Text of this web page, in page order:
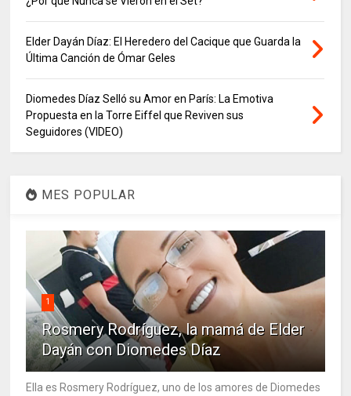
Elder Dayán Díaz: El Heredero del Cacique que Guarda la
Última Canción de Ómar Geles
Diomedes Díaz Selló su Amor en París: La Emotiva
Propuesta en la Torre Eiffel que Reviven sus
Seguidores (VIDEO)
MES POPULAR
1
Rosmery Rodríguez, la mamá de Elder
Dayán con Diomedes Díaz
Ella es Rosmery Rodríguez, uno de los amores de Diomedes